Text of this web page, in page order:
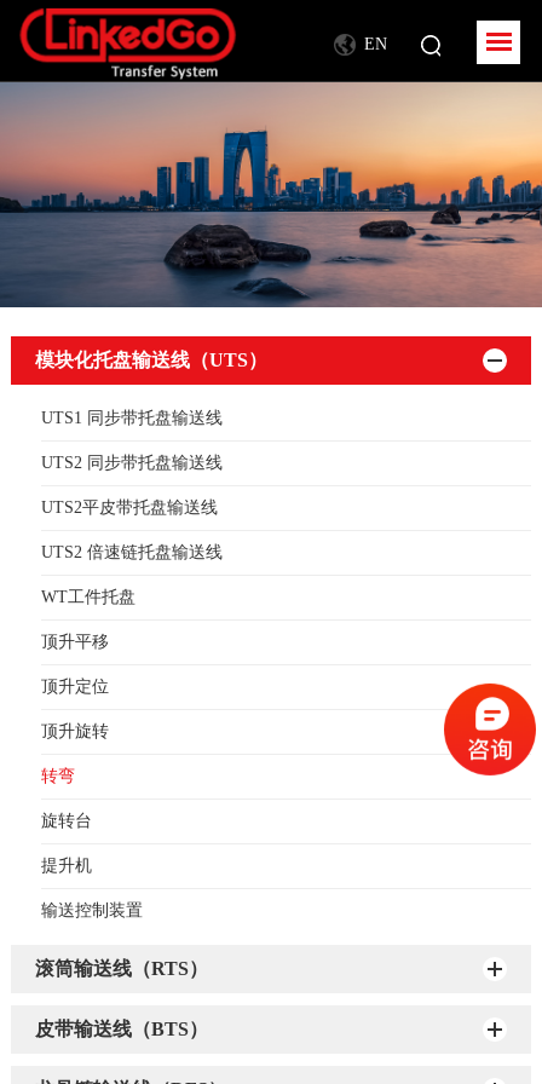
EN
模块化托盘输送线（UTS）
UTS1 同步带托盘输送线
UTS2 同步带托盘输送线
UTS2平皮带托盘输送线
UTS2 倍速链托盘输送线
WT工件托盘
顶升平移
顶升定位
顶升旋转
转弯
旋转台
提升机
输送控制装置
滚筒输送线（RTS）
皮带输送线（BTS）